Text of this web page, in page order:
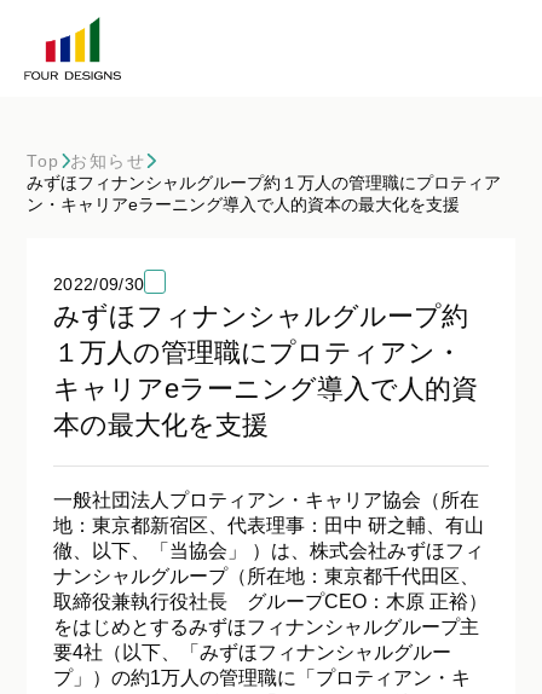
Top
お知らせ
みずほフィナンシャルグループ約１万人の管理職にプロティア
ン・キャリアeラーニング導入で人的資本の最大化を支援
2022/09/30
みずほフィナンシャルグループ約
１万人の管理職にプロティアン・
キャリアeラーニング導入で人的資
本の最大化を支援
一般社団法人プロティアン・キャリア協会（所在
地：東京都新宿区、代表理事：田中 研之輔、有山
徹、以下、「当協会」 ）は、株式会社みずほフィ
ナンシャルグループ（所在地：東京都千代田区、
取締役兼執行役社長 グループCEO：木原 正裕）
をはじめとするみずほフィナンシャルグループ主
要4社（以下、「みずほフィナンシャルグルー
プ」）の約1万人の管理職に「プロティアン・キ